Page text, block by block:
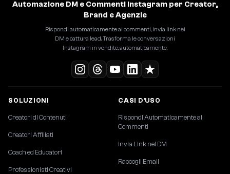
Automazione DM e Commenti Instagram per Creator,
Brand e Agenzie
Rispondi automaticamente ai commenti, invia link nei
DM e cattura lead. Trasforma le conversazioni
Instagram in vendite, automaticamente.
SOLUZIONI
Creatori di Contenuti
Creatori Affiliati
Coach ed Educatori
Professionisti Creativi
CASI D'USO
Rispondi Automaticamente ai
Commenti
Invia Link nei DM
Raccogli Email